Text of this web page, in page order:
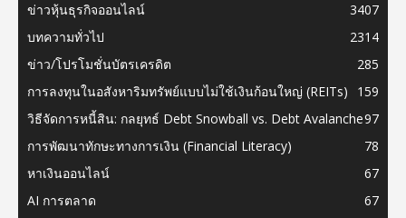
ข่าวหุ้นธุรกิจออนไลน์
3407
บทความทั่วไป
2314
ข่าว/โปรโมชั่นบัตรเครดิต
285
การลงทุนในอสังหาริมทรัพย์แบบไม่ใช้เงินก้อนใหญ่ (REITs)
159
วิธีจัดการหนี้สิน: กลยุทธ์ Debt Snowball vs. Debt Avalanche97
การพัฒนาทักษะทางการเงิน (Financial Literacy)
78
หาเงินออนไลน์
67
AI การตลาด
67